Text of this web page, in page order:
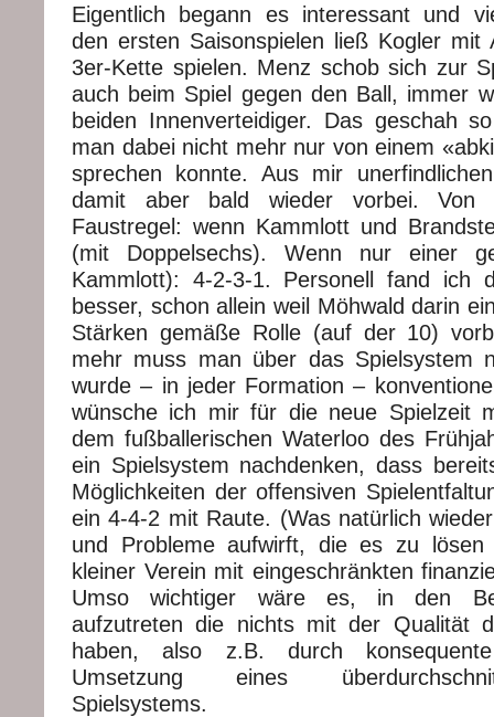
Eigentlich begann es interessant und
den ersten Saisonspielen ließ Kogler mit
3er-Kette spielen. Menz schob sich zur
auch beim Spiel gegen den Ball, immer
beiden Innenverteidiger. Das geschah
man dabei nicht mehr nur von einem
sprechen konnte. Aus mir
damit aber bald wieder vorbei.
Faustregel: wenn Kammlott und
(mit Doppelsechs). Wenn nur einer
Kammlott): 4-2-3-1. Personell fand ich
besser, schon allein weil Möhwald darin
Stärken gemäße Rolle (auf der 10)
mehr muss man über das Spielsystem
wurde – in jeder Formation –
wünsche ich mir für die neue Spielzeit
dem fußballerischen Waterloo des
ein Spielsystem nachdenken, dass
Möglichkeiten der offensiven
ein 4-4-2 mit Raute. (Was natürlich
und Probleme aufwirft, die es zu
kleiner Verein mit eingeschränkten
Umso wichtiger wäre es, in den
aufzutreten die nichts mit der Qualität
haben, also z.B. durch
Umsetzung eines
Spielsystems.